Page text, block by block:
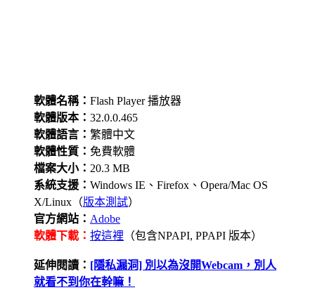
軟體名稱： Flash Player 播放器
軟體版本： 32.0.0.465
軟體語言： 繁體中文
軟體性質： 免費軟體
檔案大小： 20.3 MB
系統支援： Windows IE、Firefox、Opera/Mac OS
X/Linux（版本測試）
官方網站： Adobe
軟體下載： 按這裡 （包含NPAPI, PPAPI 版本）
延伸閱讀： [隱私漏洞] 別以為沒開Webcam，別人
就看不到你在幹嘛！